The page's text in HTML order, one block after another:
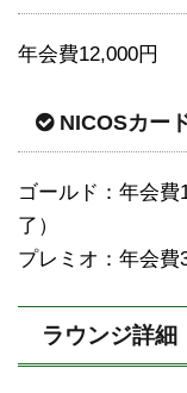
年会費12,000円
NICOSカー
ゴールド：年会
了）
プレミオ：年会費
ラウンジ詳細